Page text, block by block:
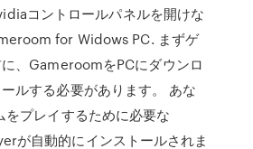
コントロールパネルを開けな
for Widows PC. まずゲ
、GameroomをPCにダウンロ
ルする必要があります。 あな
をプレイするために必要な
が自動的にインストールされま